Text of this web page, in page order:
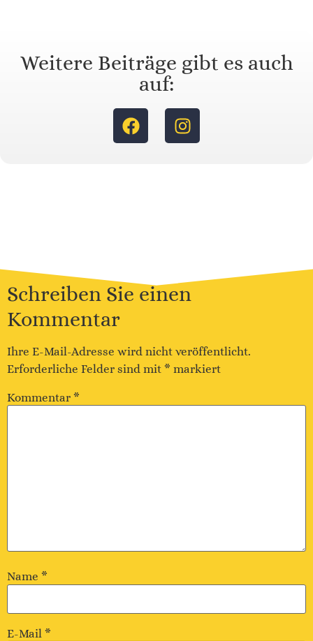
Weitere Beiträge gibt es auch
auf:
Schreiben Sie einen
Kommentar
Ihre E-Mail-Adresse wird nicht veröffentlicht.
Erforderliche Felder sind mit * markiert
Kommentar *
Name *
E-Mail *